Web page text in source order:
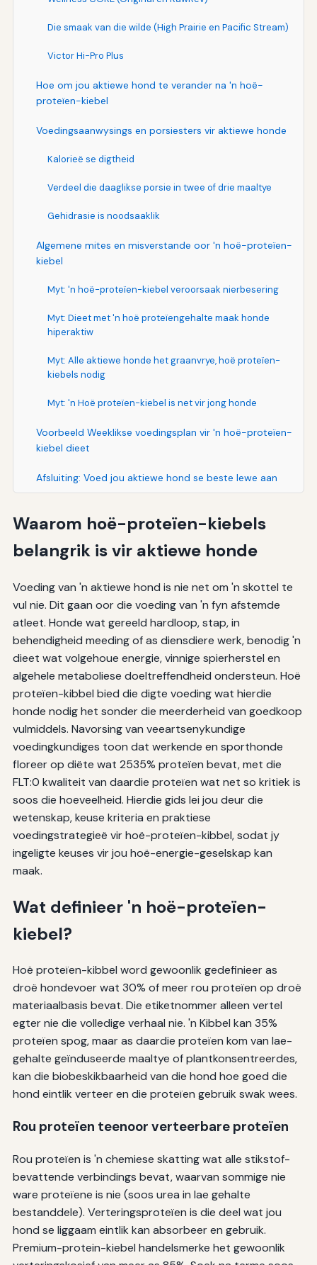
Die smaak van die wilde (High Prairie en Pacific Stream)
Victor Hi-Pro Plus
Hoe om jou aktiewe hond te verander na 'n hoë-
proteïen-kiebel
Voedingsaanwysings en porsiesters vir aktiewe honde
Kalorieë se digtheid
Verdeel die daaglikse porsie in twee of drie maaltye
Gehidrasie is noodsaaklik
Algemene mites en misverstande oor 'n hoë-proteïen-
kiebel
Myt: 'n hoë-proteïen-kiebel veroorsaak nierbesering
Myt: Dieet met 'n hoë proteïengehalte maak honde
hiperaktiw
Myt: Alle aktiewe honde het graanvrye, hoë proteïen-
kiebels nodig
Myt: 'n Hoë proteïen-kiebel is net vir jong honde
Voorbeeld Weeklikse voedingsplan vir 'n hoë-proteïen-
kiebel dieet
Afsluiting: Voed jou aktiewe hond se beste lewe aan
Waarom hoë-proteïen-kiebels
belangrik is vir aktiewe honde
Voeding van 'n aktiewe hond is nie net om 'n skottel te
vul nie. Dit gaan oor die voeding van 'n fyn afstemde
atleet. Honde wat gereeld hardloop, stap, in
behendigheid meeding of as diensdiere werk, benodig 'n
dieet wat volgehoue energie, vinnige spierherstel en
algehele metaboliese doeltreffendheid ondersteun. Hoë
proteïen-kibbel bied die digte voeding wat hierdie
honde nodig het sonder die meerderheid van goedkoop
vulmiddels. Navorsing van veeartsenykundige
voedingkundiges toon dat werkende en sporthonde
floreer op diëte wat 2535% proteïen bevat, met die
FLT:0 kwaliteit van daardie proteïen wat net so kritiek is
soos die hoeveelheid. Hierdie gids lei jou deur die
wetenskap, keuse kriteria en praktiese
voedingstrategieë vir hoë-proteïen-kibbel, sodat jy
ingeligte keuses vir jou hoë-energie-geselskap kan
maak.
Wat definieer 'n hoë-proteïen-
kiebel?
Hoë proteïen-kibbel word gewoonlik gedefinieer as
droë hondevoer wat 30% of meer rou proteïen op droë
materiaalbasis bevat. Die etiketnommer alleen vertel
egter nie die volledige verhaal nie. 'n Kibbel kan 35%
proteïen spog, maar as daardie proteïen kom van lae-
gehalte geïnduseerde maaltye of plantkonsentreerdes,
kan die biobeskikbaarheid van die hond hoe goed die
hond eintlik verteer en die proteïen gebruik swak wees.
Rou proteïen teenoor verteerbare proteïen
Rou proteïen is 'n chemiese skatting wat alle stikstof-
bevattende verbindings bevat, waarvan sommige nie
ware proteïene is nie (soos urea in lae gehalte
bestanddele). Verteringsproteïen is die deel wat jou
hond se liggaam eintlik kan absorbeer en gebruik.
Premium-protein-kiebel handelsmerke het gewoonlik